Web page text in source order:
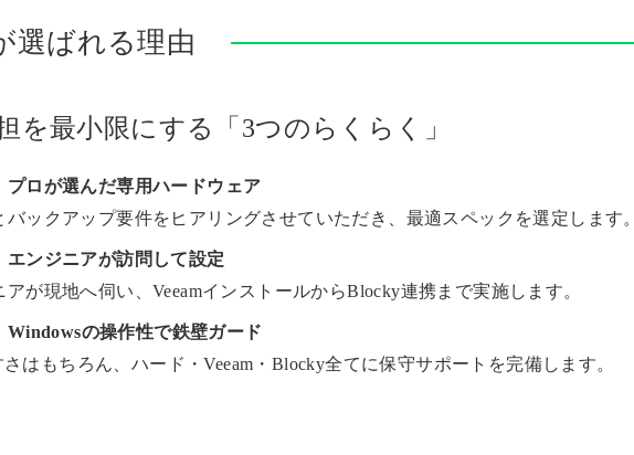
選ばれる理由
を最小限にする「3つのらくらく」
プロが選んだ専用ハードウェア
ックアップ要件をヒアリングさせていただき、最適スペックを選定します。
エンジニアが訪問して設定
が現地へ伺い、VeeamインストールからBlocky連携まで実施します。
Windowsの操作性で鉄壁ガード
はもちろん、ハード・Veeam・Blocky全てに保守サポートを完備します。